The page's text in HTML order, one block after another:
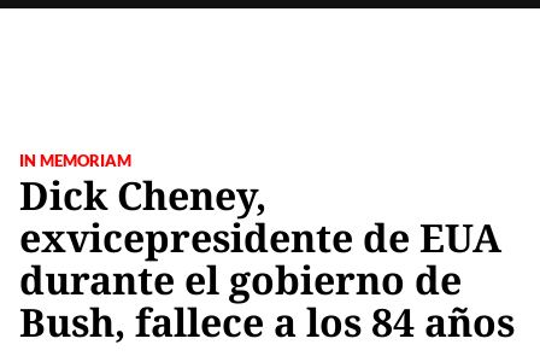
IN MEMORIAM
Dick Cheney,
exvicepresidente de EUA
durante el gobierno de
Bush, fallece a los 84 años